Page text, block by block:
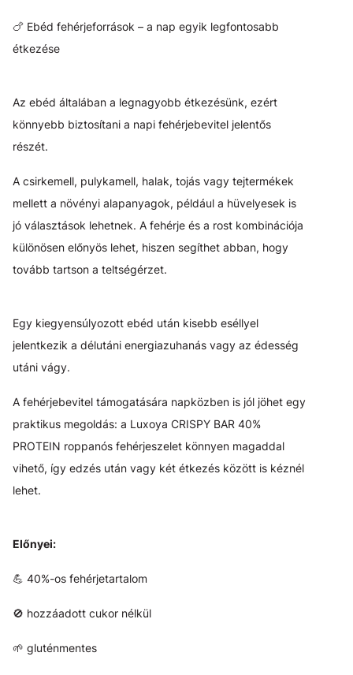
🍗 Ebéd fehérjeforrások – a nap egyik legfontosabb
étkezése
Az ebéd általában a legnagyobb étkezésünk, ezért
könnyebb biztosítani a napi fehérjebevitel jelentős
részét.
A csirkemell, pulykamell, halak, tojás vagy tejtermékek
mellett a növényi alapanyagok, például a hüvelyesek is
jó választások lehetnek. A fehérje és a rost kombinációja
különösen előnyös lehet, hiszen segíthet abban, hogy
tovább tartson a teltségérzet.
Egy kiegyensúlyozott ebéd után kisebb eséllyel
jelentkezik a délutáni energiazuhanás vagy az édesség
utáni vágy.
A fehérjebevitel támogatására napközben is jól jöhet egy
praktikus megoldás: a Luxoya CRISPY BAR 40%
PROTEIN roppanós fehérjeszelet könnyen magaddal
vihető, így edzés után vagy két étkezés között is kéznél
lehet.
Előnyei:
💪 40%-os fehérjetartalom
🚫 hozzáadott cukor nélkül
🌱 gluténmentes